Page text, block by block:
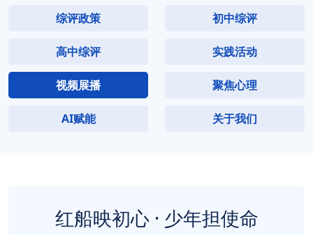
综评政策 初中综评
高中综评 实践活动
视频展播 聚焦心理
AI赋能 关于我们
红船映初心 · 少年担使命